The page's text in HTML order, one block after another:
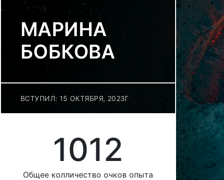
МАРИНА
БОБКОВА
ВСТУПИЛ: 15 ОКТЯБРЯ, 2023Г
1012
Общее колличество очков опыта